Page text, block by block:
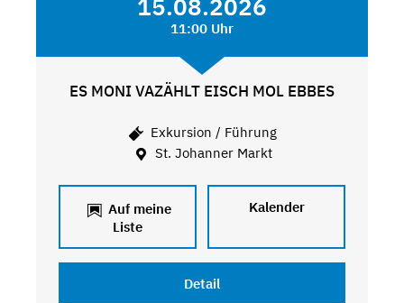
15.08.2026
11:00 Uhr
ES MONI VAZÄHLT EISCH MOL EBBES
Exkursion / Führung
St. Johanner Markt
Auf meine
Liste
Kalender
Detail